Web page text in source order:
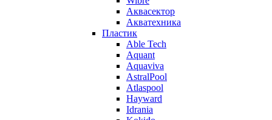
Аквасектор
Акватехника
Пластик
Able Tech
Aquant
Aquaviva
AstralPool
Atlaspool
Hayward
Idrania